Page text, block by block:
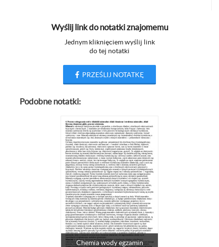
Wyślij link do notatki znajomemu
Jednym kliknięciem wyślij link
do tej notatki
PRZEŚLIJ NOTATKĘ
Podobne notatki:
Chemia wody egzamin